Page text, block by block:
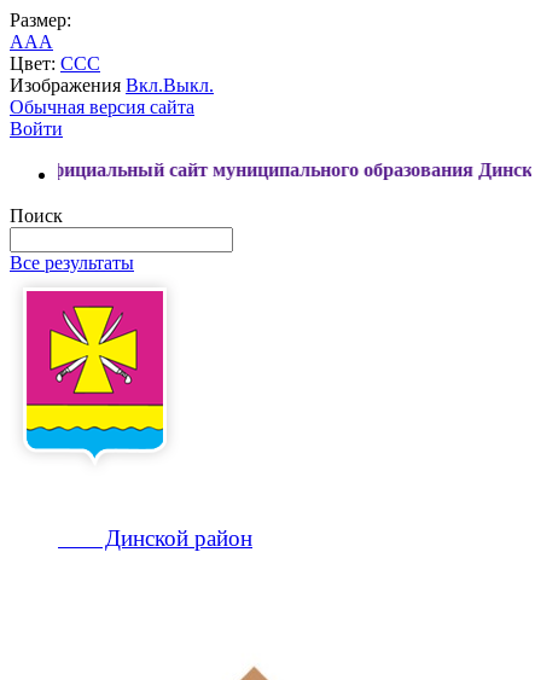
Размер:
AAA
Цвет: CCC
Изображения Вкл.Выкл.
Обычная версия сайта
Войти
сайт муниципального образования Динской район
Поиск
Все результаты
Динской район